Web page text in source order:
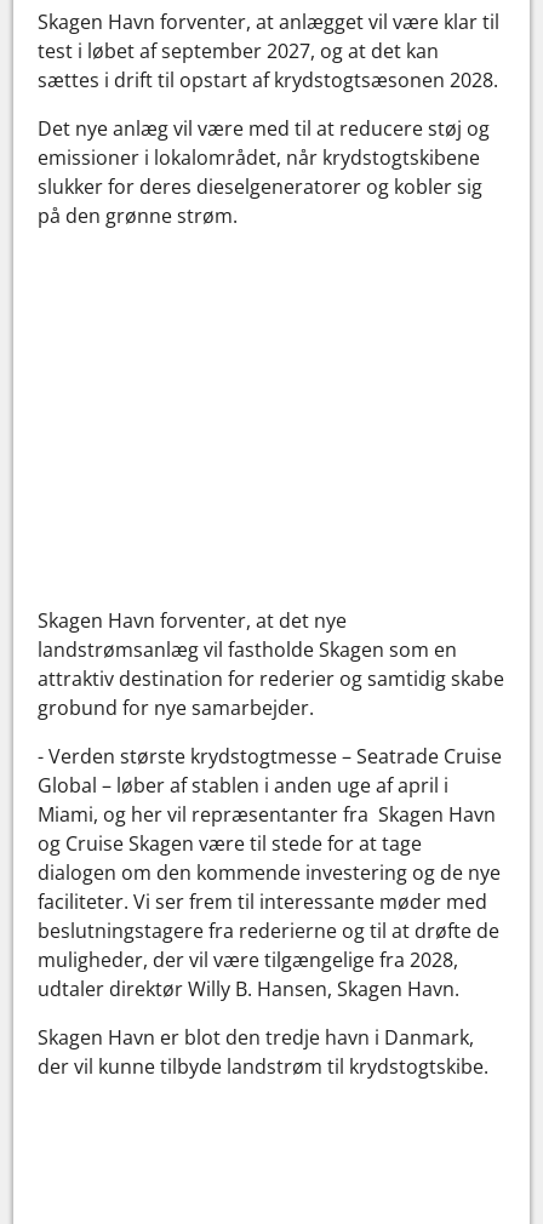
Skagen Havn forventer, at anlægget vil være klar til
test i løbet af september 2027, og at det kan
sættes i drift til opstart af krydstogtsæsonen 2028.
Det nye anlæg vil være med til at reducere støj og
emissioner i lokalområdet, når krydstogtskibene
slukker for deres dieselgeneratorer og kobler sig
på den grønne strøm.
Skagen Havn forventer, at det nye
landstrømsanlæg vil fastholde Skagen som en
attraktiv destination for rederier og samtidig skabe
grobund for nye samarbejder.
- Verden største krydstogtmesse – Seatrade Cruise
Global – løber af stablen i anden uge af april i
Miami, og her vil repræsentanter fra Skagen Havn
og Cruise Skagen være til stede for at tage
dialogen om den kommende investering og de nye
faciliteter. Vi ser frem til interessante møder med
beslutningstagere fra rederierne og til at drøfte de
muligheder, der vil være tilgængelige fra 2028,
udtaler direktør Willy B. Hansen, Skagen Havn.
Skagen Havn er blot den tredje havn i Danmark,
der vil kunne tilbyde landstrøm til krydstogtskibe.